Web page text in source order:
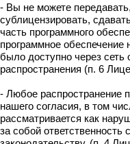
- Вы не можете
сублицензировать,
часть программного
программное обеспечение
было доступно через
распространения (п. 6
- Любое распространение
нашего согласия, в том
рассматривается как
за собой